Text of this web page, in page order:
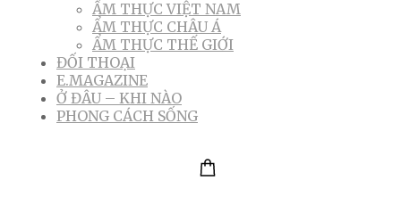
ẨM THỰC VIỆT NAM
ẨM THỰC CHÂU Á
ẨM THỰC THẾ GIỚI
ĐỐI THOẠI
E.MAGAZINE
Ở ĐÂU – KHI NÀO
PHONG CÁCH SỐNG